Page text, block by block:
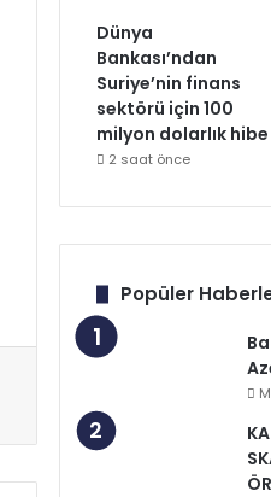
Dünya
Bankası’ndan
Suriye’nin finans
sektörü için 100
milyon dolarlık hibe
2 saat önce
Popüler